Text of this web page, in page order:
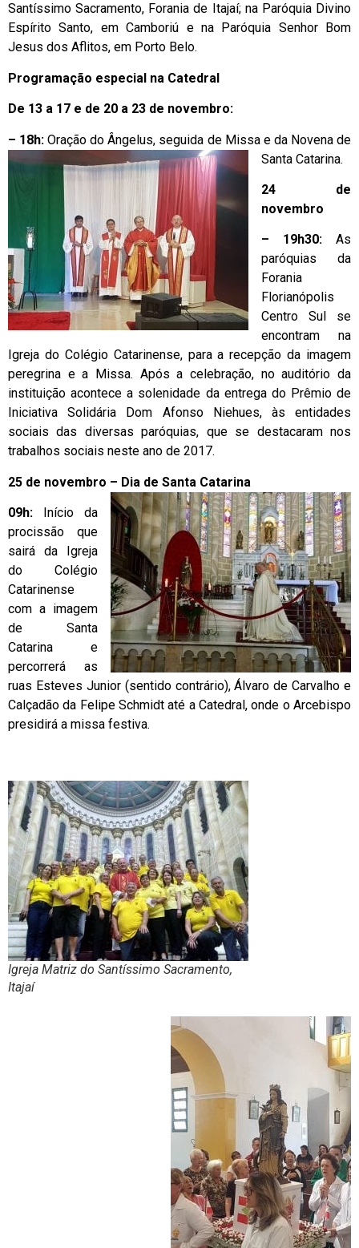
Santíssimo Sacramento, Forania de Itajaí; na Paróquia Divino
Espírito Santo, em Camboriú e na Paróquia Senhor Bom
Jesus dos Aflitos, em Porto Belo.
Programação especial na Catedral
De 13 a 17 e de 20 a 23 de novembro:
– 18h: Oração do Ângelus, seguida de Missa e da Novena de
Santa Catarina.
24 de
novembro
– 19h30: As
paróquias da
Forania
Florianópolis
Centro Sul se
encontram na
Igreja do Colégio Catarinense, para a recepção da imagem
peregrina e a Missa. Após a celebração, no auditório da
instituição acontece a solenidade da entrega do Prêmio de
Iniciativa Solidária Dom Afonso Niehues, às entidades
sociais das diversas paróquias, que se destacaram nos
trabalhos sociais neste ano de 2017.
25 de novembro – Dia de Santa Catarina
09h: Início da
procissão que
sairá da Igreja
do Colégio
Catarinense
com a imagem
de Santa
Catarina e
percorrerá as
ruas Esteves Junior (sentido contrário), Álvaro de Carvalho e
Calçadão da Felipe Schmidt até a Catedral, onde o Arcebispo
presidirá a missa festiva.
Igreja Matriz do Santíssimo Sacramento,
Itajaí